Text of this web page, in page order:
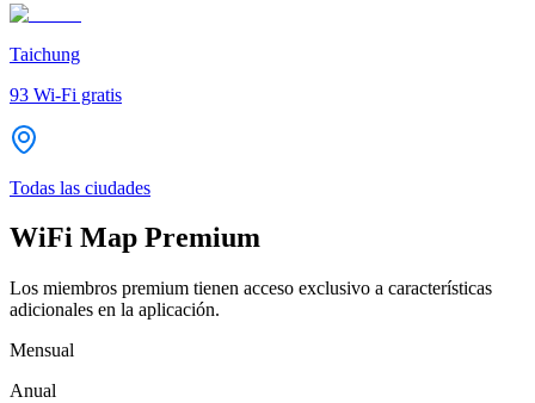
Taichung
93 Wi-Fi gratis
Todas las ciudades
WiFi Map Premium
Los miembros premium tienen acceso exclusivo a características
adicionales en la aplicación.
Mensual
Anual